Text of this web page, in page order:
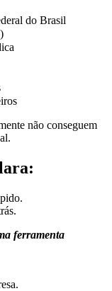
do Brasil
não conseguem
ferramenta